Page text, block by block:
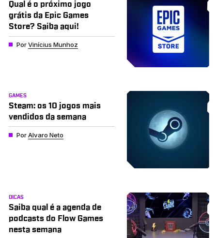
Qual é o próximo jogo
grátis da Epic Games
Store? Saiba aqui!
PorVinícius Munhoz
GAMES
Steam: os 10 jogos mais
vendidos da semana
PorAlvaro Neto
DICAS
Saiba qual é a agenda de
podcasts do Flow Games
nesta semana